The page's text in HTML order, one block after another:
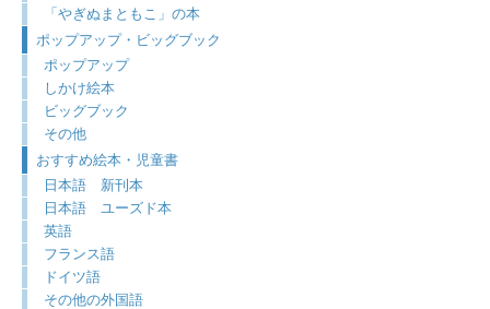
「やぎぬまともこ」の本
ポップアップ・ビッグブック
ポップアップ
しかけ絵本
ビッグブック
その他
おすすめ絵本・児童書
日本語 新刊本
日本語 ユーズド本
英語
フランス語
ドイツ語
その他の外国語